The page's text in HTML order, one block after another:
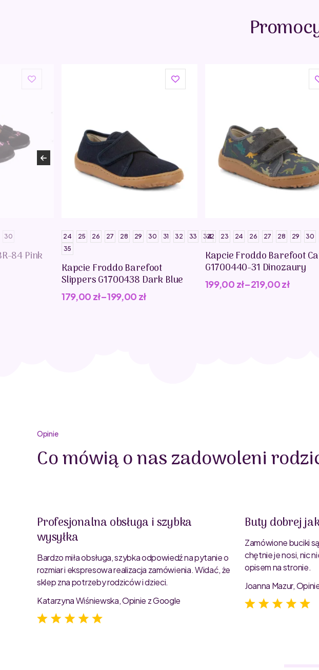
30
84 Pink
24 25 26 27 28 29 30 31 32 33
34
35
Kapcie Froddo Barefoot
Slippers G1700438 Dark Blue
179,00 zł–199,00 zł
22 23 24 26 27 28 29 30
Kapcie Froddo Barefoot
G1700440-31 Dinozaury
199,00 zł–219,00zł
Opinie
Co mówią o nas zadowoleni
Profesjonalna obsługa i szybka
wysyłka
Bardzo miła obsługa, szybka odpowiedź na pytanie o
rozmiar i ekspresowa realizacja zamówienia. Widać, że
sklep zna potrzeby rodziców i dzieci.
Katarzyna Wiśniewska, Opinie z Google
Buty dobrej
Zamówione buciki
chętnie je nosi, nic
opisem na stronie.
Joanna Mazur,